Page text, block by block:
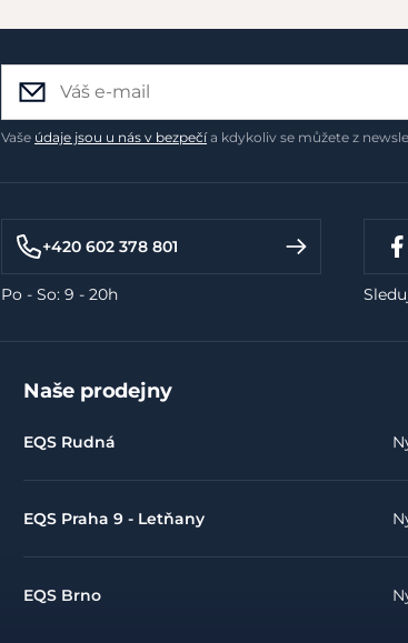
Vaše údaje jsou u nás v bezpečía kdykoliv se můžete z
+420 602 378 801
Po - So: 9 - 20h
Naše prodejny
EQS Rudná
EQS Praha 9 - Letňany
EQS Brno